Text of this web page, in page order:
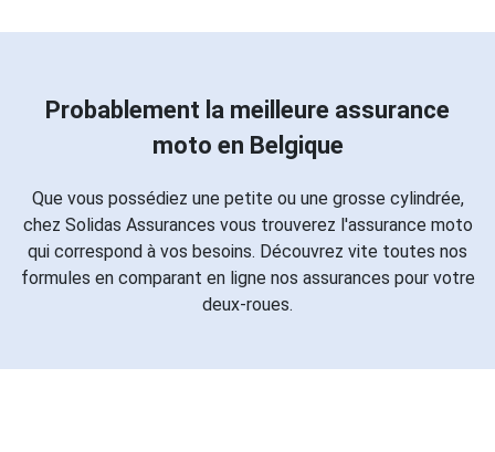
Probablement la meilleure assurance
moto en Belgique
Que vous possédiez une petite ou une grosse cylindrée,
chez Solidas Assurances vous trouverez l'assurance moto
qui correspond à vos besoins. Découvrez vite toutes nos
formules en comparant en ligne nos assurances pour votre
deux-roues.